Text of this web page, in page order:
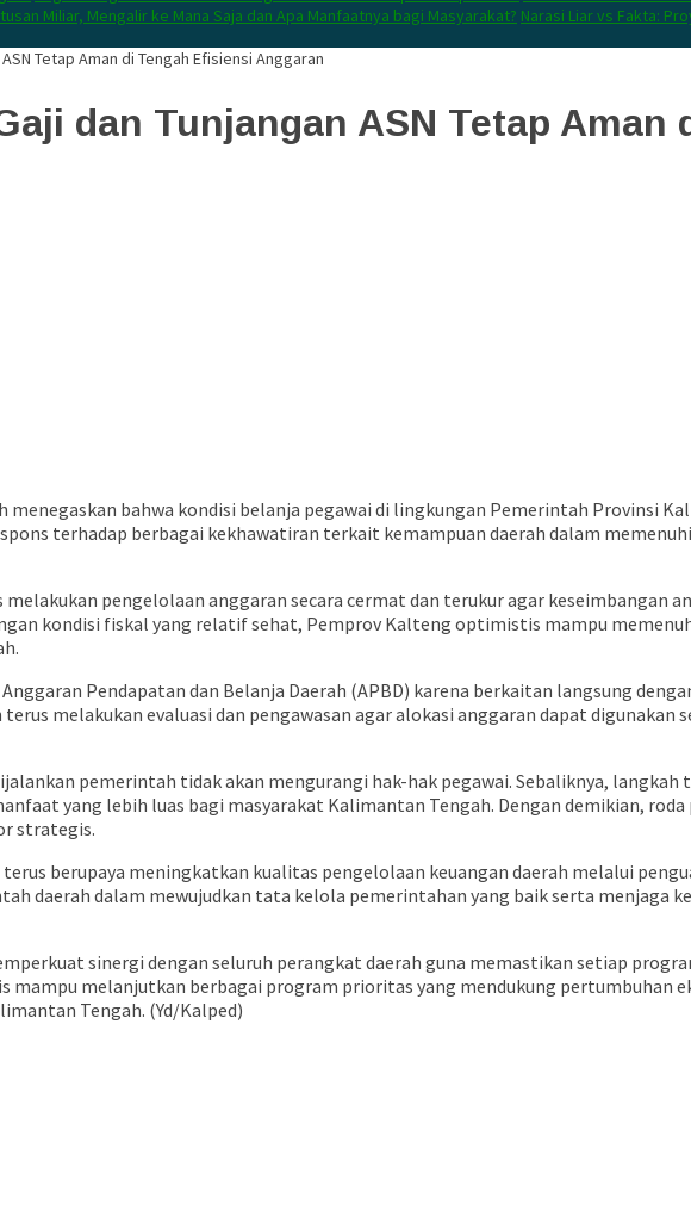
Miliar, Mengalir ke Mana Saja dan Apa Manfaatnya bagi Masyarakat? Narasi Liar vs Fakta:
Tetap Aman di Tengah Efisiensi Anggaran
dan Tunjangan ASN Tetap Aman
menegaskan bahwa kondisi belanja pegawai di lingkungan Pemerintah Provinsi
terhadap berbagai kekhawatiran terkait kemampuan daerah dalam
pengelolaan anggaran secara cermat dan terukur agar keseimbangan
kondisi fiskal yang relatif sehat, Pemprov Kalteng optimistis mampu
Pendapatan dan Belanja Daerah (APBD) karena berkaitan langsung
melakukan evaluasi dan pengawasan agar alokasi anggaran dapat digunakan
pemerintah tidak akan mengurangi hak-hak pegawai. Sebaliknya,
yang lebih luas bagi masyarakat Kalimantan Tengah. Dengan demikian,
strategis.
berupaya meningkatkan kualitas pengelolaan keuangan daerah melalui
daerah dalam mewujudkan tata kelola pemerintahan yang baik serta menjaga
sinergi dengan seluruh perangkat daerah guna memastikan setiap
melanjutkan berbagai program prioritas yang mendukung pertumbuhan
Tengah. (Yd/Kalped)